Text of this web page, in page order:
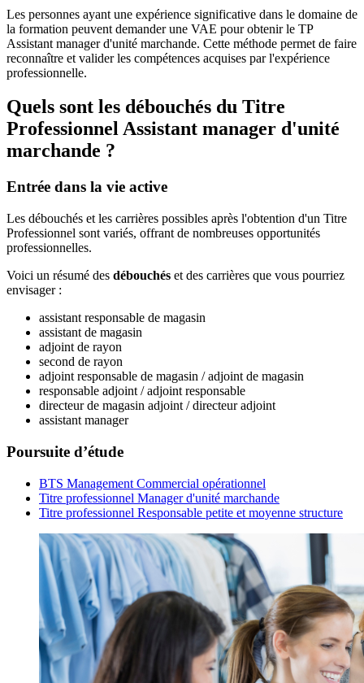
Les personnes ayant une expérience significative dans le domaine de
la formation peuvent demander une VAE pour obtenir le TP
Assistant manager d'unité marchande. Cette méthode permet de faire
reconnaître et valider les compétences acquises par l'expérience
professionnelle.
Quels sont les débouchés du Titre
Professionnel Assistant manager d'unité
marchande ?
Entrée dans la vie active
Les débouchés et les carrières possibles après l'obtention d'un Titre
Professionnel sont variés, offrant de nombreuses opportunités
professionnelles.
Voici un résumé des débouchés et des carrières que vous pourriez
envisager :
assistant responsable de magasin
assistant de magasin
adjoint de rayon
second de rayon
adjoint responsable de magasin / adjoint de magasin
responsable adjoint / adjoint responsable
directeur de magasin adjoint / directeur adjoint
assistant manager
Poursuite d’étude
BTS Management Commercial opérationnel
Titre professionnel Manager d'unité marchande
Titre professionnel Responsable petite et moyenne structure